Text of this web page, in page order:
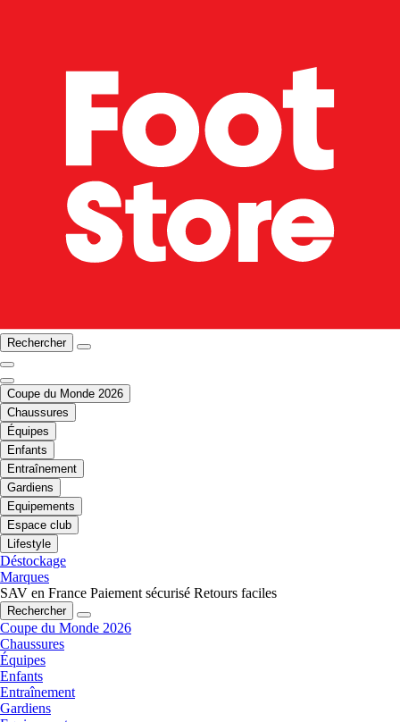
Rechercher
Coupe du Monde 2026
Chaussures
Équipes
Enfants
Entraînement
Gardiens
Equipements
Espace club
Lifestyle
Déstockage
Marques
SAV en France Paiement sécurisé Retours faciles
Rechercher
Coupe du Monde 2026
Chaussures
Équipes
Enfants
Entraînement
Gardiens